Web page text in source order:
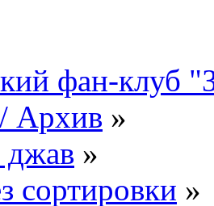
фан-клуб
Архив »
джав »
сортировки »